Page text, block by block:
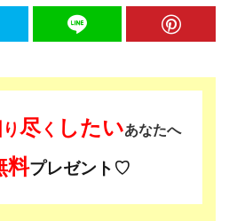
り尽く したいあなたへ
料プレゼント♡